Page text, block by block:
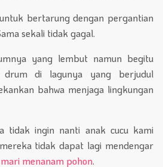
bertarung dengan pergantian
sekali tidak gagal.
yang lembut namun begitu
di lagunya yang berjudul
bahwa menjaga lingkungan
tidak ingin nanti anak cucu kami
tidak dapat lagi mendengar
mari menanam pohon.